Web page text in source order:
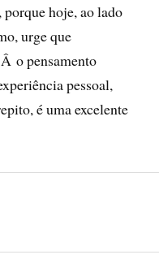
hoje, ao lado
urge que
o pensamento
pessoal,
é uma excelente